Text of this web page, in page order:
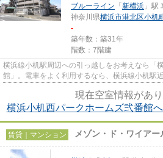
ブルーライン 「 新横浜 」駅
神奈川県横浜市港北区小机
-
築年数：築31年
階数：7階建
横浜線小机駅周辺への引っ越しをお考えなら「
館」。電車をよく利用するなら、横浜線小机駅
hoyu-oda@ec1.technowave.ne.jp...
現在空室情報があり
横浜小机西パークホームズ弐番館
賃貸｜マンション メゾン・ド・ワイアー